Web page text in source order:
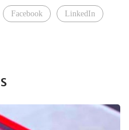
Facebook LinkedIn